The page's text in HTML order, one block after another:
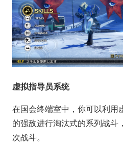
虚拟指导员系统
在国会终端室中，你可以利用
的强敌进行淘汰式的系列战斗
次战斗。